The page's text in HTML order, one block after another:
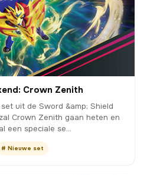
Crown Zenith
uit de Sword &amp; Shield
Crown Zenith gaan heten en
Het zal een speciale se…
# Nieuwe set